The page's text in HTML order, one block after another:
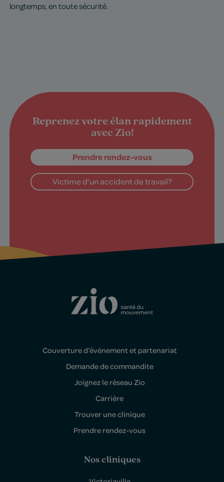
longtemps, en toute sécurité.
Reprenez votre élan rapidement
avec Zio!
Prendre rendez-vous
Victime d’un accident de travail?
Couverture d’événement et partenariat
Demande de commandite
Joignez le réseau Zio
Carrière
Trouver une clinique
Prendre rendez-vous
Nos cliniques